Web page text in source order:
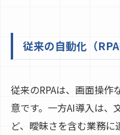
従来の自動化（
従来のRPAは、画面操作
意です。一方AI導入は、
ど、曖昧さを含む業務に